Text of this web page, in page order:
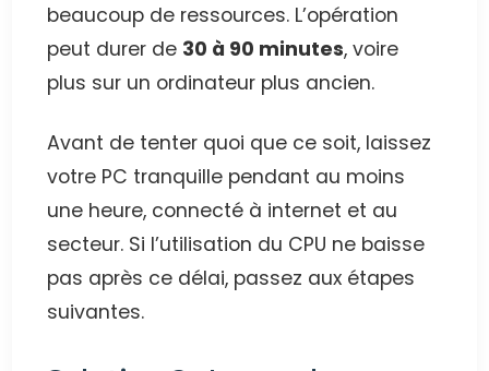
beaucoup de ressources. L’opération
peut durer de 30 à 90 minutes, voire
plus sur un ordinateur plus ancien.
Avant de tenter quoi que ce soit, laissez
votre PC tranquille pendant au moins
une heure, connecté à internet et au
secteur. Si l’utilisation du CPU ne baisse
pas après ce délai, passez aux étapes
suivantes.